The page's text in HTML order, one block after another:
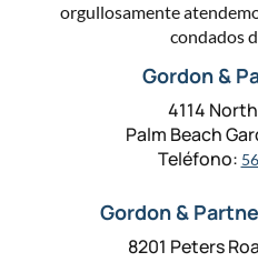
orgullosamente
condados
Gordon &
4114
Palm Beach
Teléfono:
Gordon &
8201 Peters